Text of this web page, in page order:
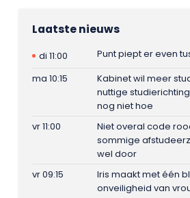
Laatste nieuws
di 11:00
Punt piept er even
ma 10:15
Kabinet wil meer
nuttige
nog niet hoe
vr 11:00
Niet overal code
sommige
wel door
vr 09:15
Iris maakt met één
onveiligheid van